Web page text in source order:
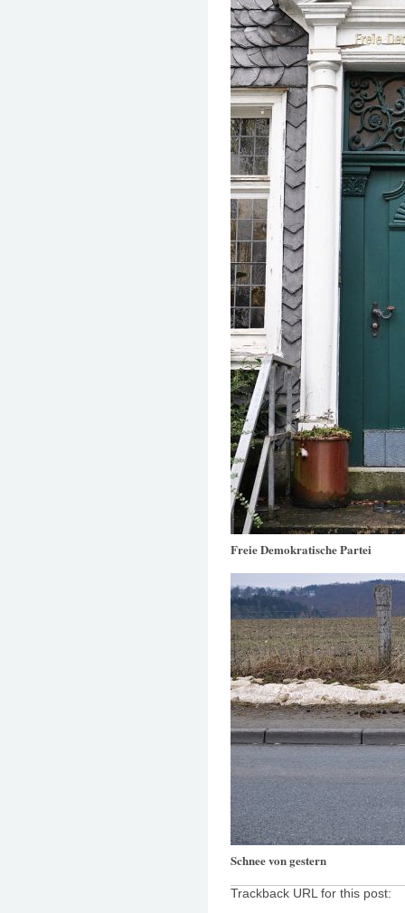
Freie Demokratische Partei
Schnee von gestern
Trackback URL for this post: